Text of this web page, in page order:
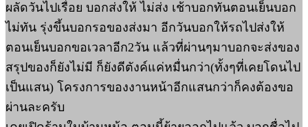
ผลัดวันไปเรื่อย บอกส่งให้ ไม่ส่ง เช้าบอกทันตอนเย็นบอก
ไม่ทัน รุ่งขึ้นบอกรอของส่งมา อีกวันบอกให้รถไปส่งให้
ตอนเย็นบอกขอเวลาอีก2วัน แล้วที่ผ่านๆมาบอกจะส่งของ
สรุปของก็ยังไม่มี ก็ยังดีตังค์แค่หมื่นกว่า(ทั้งๆที่เคยโดนไป
เป็นแสน) โครงการของงานหน้าอีกแสนกว่าก็คงต้องขอ
ผ่านละครับ